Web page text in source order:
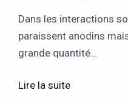
Dans les interactions
paraissent anodins
grande quantité…
Lire la suite